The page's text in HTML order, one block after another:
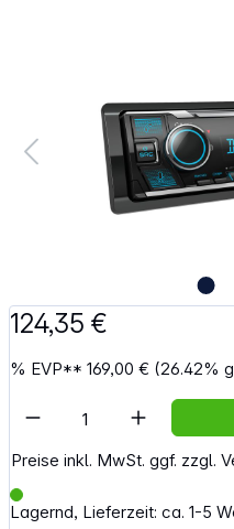
124,35 €
% EVP**169,00 € (26.42%
Preise inkl. MwSt. ggf. zzgl.
Lagernd, Lieferzeit: ca. 1-5
Artikel Anzahl: